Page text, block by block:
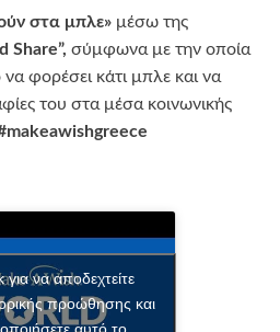
στα μπλε» μέσω της
Share”, σύμφωνα με την οποία
φορέσει κάτι μπλε και να
του στα μέσα κοινωνικής
για να αποδεχτείτε
προώθησης και